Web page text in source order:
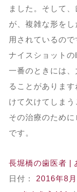
ました。そして
が、複雑な形を
用されているので
ナイスショット
一番のときには
ることがありま
けて欠けてしまう
その治療のため
です。
長堀橋の歯医者 |
日付： 2016年8